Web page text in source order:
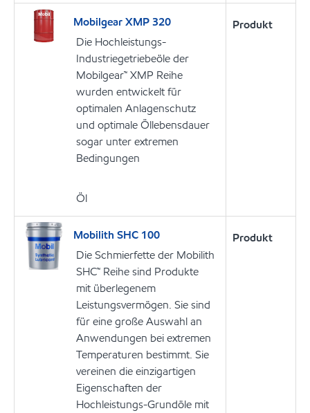
Mobilgear XMP 320
Die Hochleistungs-
Industriegetriebeöle der
Mobilgear™ XMP Reihe
wurden entwickelt für
optimalen Anlagenschutz
und optimale Öllebensdauer
sogar unter extremen
Bedingungen
Öl
Produkt
Mobilith SHC 100
Die Schmierfette der Mobilith
SHC™ Reihe sind Produkte
mit überlegenem
Leistungsvermögen. Sie sind
für eine große Auswahl an
Anwendungen bei extremen
Temperaturen bestimmt. Sie
vereinen die einzigartigen
Eigenschaften der
Hochleistungs-Grundöle mit
Produkt